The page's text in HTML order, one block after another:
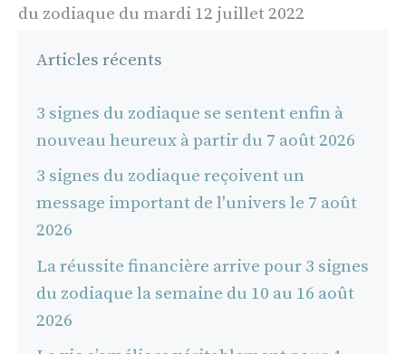
du zodiaque du mardi 12 juillet 2022
Articles récents
3 signes du zodiaque se sentent enfin à
nouveau heureux à partir du 7 août 2026
3 signes du zodiaque reçoivent un
message important de l'univers le 7 août
2026
La réussite financière arrive pour 3 signes
du zodiaque la semaine du 10 au 16 août
2026